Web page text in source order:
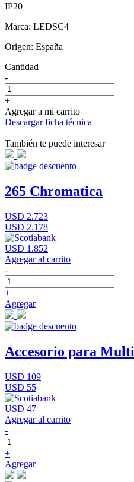
IP20
Marca: LEDSC4
Origen: España
Cantidad
-
+
Agregar a mi carrito
Descargar ficha técnica
También te puede interesar
265 Chromatica
USD 2.723
USD 2.178
USD 1.852
Agregar al carrito
-
+
Agregar
Accesorio para
USD 109
USD 55
USD 47
Agregar al carrito
-
+
Agregar